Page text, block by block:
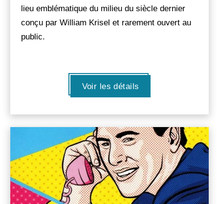
lieu emblématique du milieu du siècle dernier
conçu par William Krisel et rarement ouvert au
public.
Voir les détails